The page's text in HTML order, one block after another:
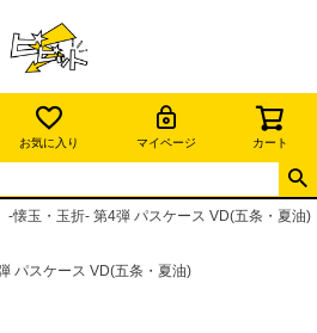
お気に入り マイページ カート
-懐玉・玉折- 第4弾 パスケース VD(五条・夏油)
パスケース VD(五条・夏油)